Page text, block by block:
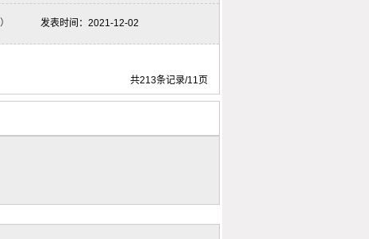
发表时间： 2021-12-02
共213条记录/11页